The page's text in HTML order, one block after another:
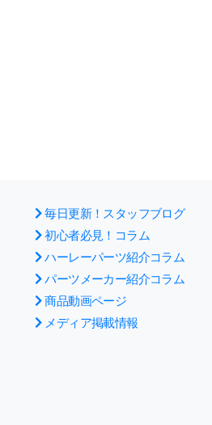
毎日更新！スタッフブログ
初心者必見！コラム
ハーレーパーツ紹介コラム
パーツメーカー紹介コラム
商品動画ページ
メディア掲載情報